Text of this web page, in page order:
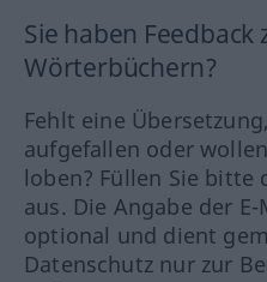
Sie haben
Wörterbüchern?
Fehlt eine
aufgefallen oder
loben? Füllen Sie bitte
aus. Die Angabe der
optional und dient
Datenschutz nur zur